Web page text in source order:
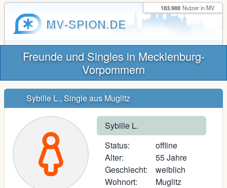
MV-SPION.DE
183.988 Nutzer in MV
Freunde und Singles in Mecklenburg-
Vorpommern
Sybille L., Single aus Muglitz
Sybille L.
Status:
offline
Alter:
55 Jahre
Geschlecht:
weiblich
Wohnort:
Muglitz